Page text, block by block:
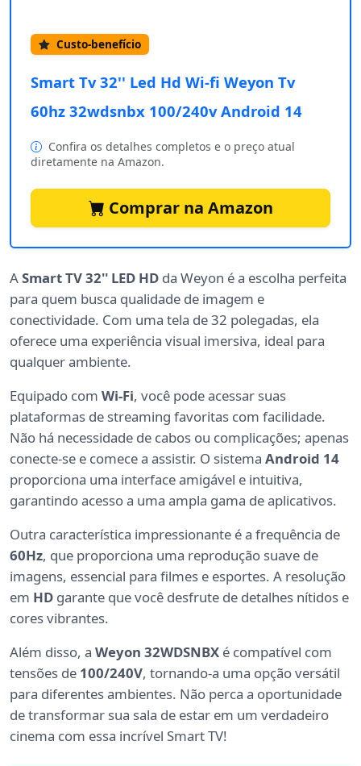
Custo-benefício
Smart Tv 32'' Led Hd Wi-fi Weyon Tv
60hz 32wdsnbx 100/240v Android 14
Confira os detalhes completos e o preço atual
diretamente na Amazon.
Comprar na Amazon
ASmart TV 32'' LED HD da Weyon é a escolha perfeita
para quem busca qualidade de imagem e
conectividade. Com uma tela de 32 polegadas, ela
oferece uma experiência visual imersiva, ideal para
qualquer ambiente.
Equipado com Wi-Fi, você pode acessar suas
plataformas de streaming favoritas com facilidade.
Não há necessidade de cabos ou complicações; apenas
conecte-se e comece a assistir. O sistema Android 14
proporciona uma interface amigável e intuitiva,
garantindo acesso a uma ampla gama de aplicativos.
Outra característica impressionante é a frequência de
60Hz, que proporciona uma reprodução suave de
imagens, essencial para filmes e esportes. A resolução
em HD garante que você desfrute de detalhes nítidos e
cores vibrantes.
Além disso, a Weyon 32WDSNBX é compatível com
tensões de 100/240V, tornando-a uma opção versátil
para diferentes ambientes. Não perca a oportunidade
de transformar sua sala de estar em um verdadeiro
cinema com essa incrível Smart TV!